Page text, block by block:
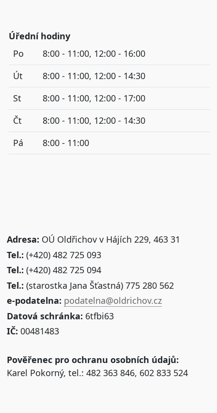
Úřední hodiny
Po
8:00 - 11:00, 12:00 - 16:00
Út
8:00 - 11:00, 12:00 - 14:30
St
8:00 - 11:00, 12:00 - 17:00
Čt
8:00 - 11:00, 12:00 - 14:30
Pá
8:00 - 11:00
Adresa: OÚ Oldřichov v Hájích 229, 463 31
Tel.: (+420) 482 725 093
Tel.: (+420) 482 725 094
Tel.: (starostka Jana Šťastná) 775 280 562
e-podatelna: podatelna@oldrichov.cz
Datová schránka: 6tfbi63
IČ: 00481483
Pověřenec pro ochranu osobních údajů:
Karel Pokorný, tel.: 482 363 846, 602 833 524